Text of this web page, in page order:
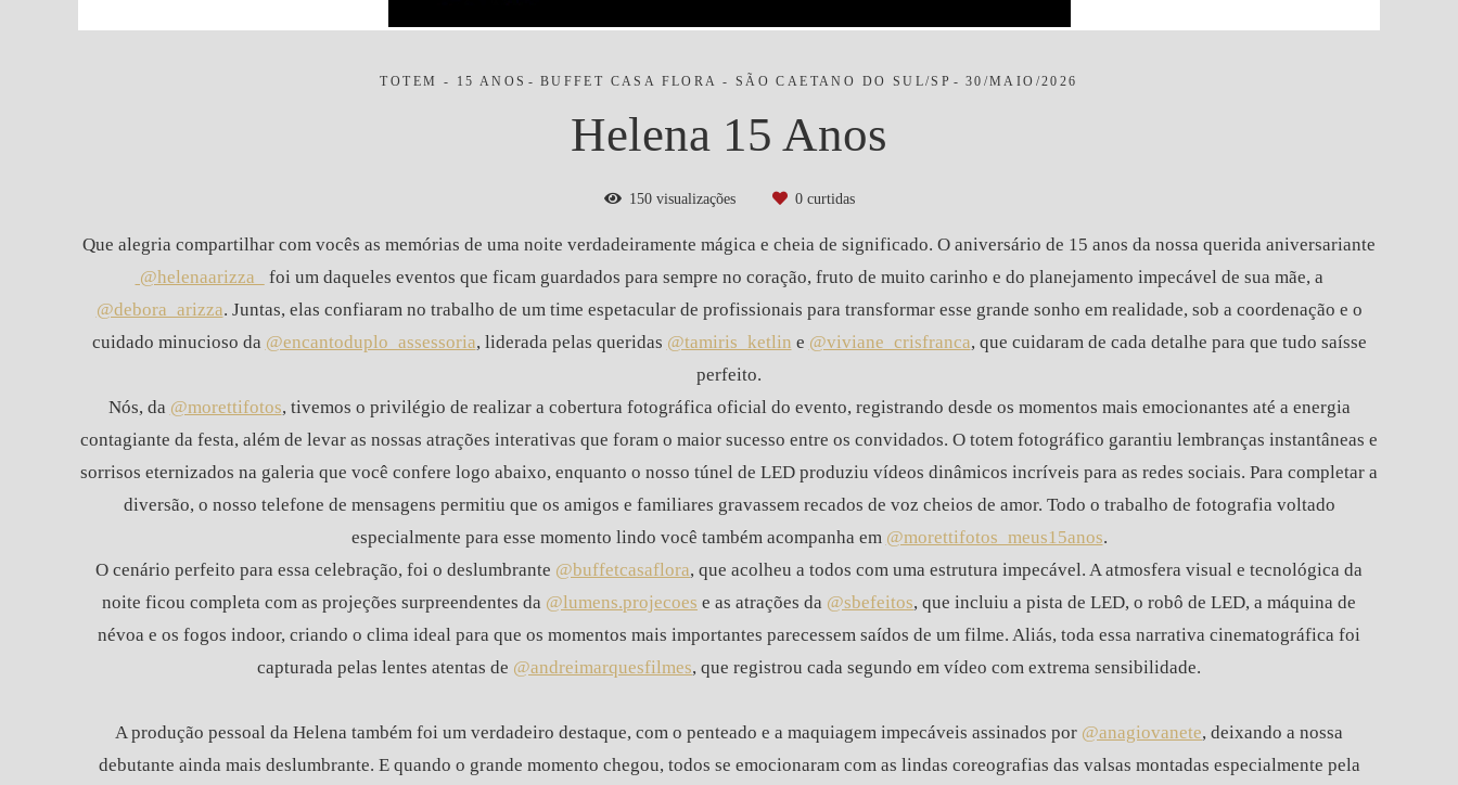
TOTEM - 15 ANOS BUFFET CASA FLORA - SÃO CAETANO DO SUL/SP 30/MAIO/2026
Helena 15 Anos
150visualizações 0curtidas
Que alegria compartilhar com vocês as memórias de uma noite verdadeiramente mágica e cheia de significado. O aniversário de 15 anos da nossa querida aniversariante
@helenaarizza_
foi um daqueles eventos que ficam guardados para sempre no coração, fruto de muito carinho e do planejamento impecável de sua mãe, a
@debora_arizza. Juntas, elas confiaram no trabalho de um time espetacular de profissionais para transformar esse grande sonho em realidade, sob a coordenação e o
cuidado minucioso da @encantoduplo_assessoria, liderada pelas queridas @tamiris_ketlin e @viviane_crisfranca, que cuidaram de cada detalhe para que tudo saísse
perfeito.
Nós, da @morettifotos, tivemos o privilégio de realizar a cobertura fotográfica oficial do evento, registrando desde os momentos mais emocionantes até a energia
contagiante da festa, além de levar as nossas atrações interativas que foram o maior sucesso entre os convidados. O totem fotográfico garantiu lembranças instantâneas e
sorrisos eternizados na galeria que você confere logo abaixo, enquanto o nosso túnel de LED produziu vídeos dinâmicos incríveis para as redes sociais. Para completar a
diversão, o nosso telefone de mensagens permitiu que os amigos e familiares gravassem recados de voz cheios de amor. Todo o trabalho de fotografia voltado
especialmente para esse momento lindo você também acompanha em @morettifotos_meus15anos.
O cenário perfeito para essa celebração, foi o deslumbrante @buffetcasaflora, que acolheu a todos com uma estrutura impecável. A atmosfera visual e tecnológica da
noite ficou completa com as projeções surpreendentes da @lumens.projecoes e as atrações da @sbefeitos, que incluiu a pista de LED, o robô de LED, a máquina de
névoa e os fogos indoor, criando o clima ideal para que os momentos mais importantes parecessem saídos de um filme. Aliás, toda essa narrativa cinematográfica foi
capturada pelas lentes atentas de @andreimarquesfilmes, que registrou cada segundo em vídeo com extrema sensibilidade.
A produção pessoal da Helena também foi um verdadeiro destaque, com o penteado e a maquiagem impecáveis assinados por @anagiovanete, deixando a nossa
debutante ainda mais deslumbrante. E quando o grande momento chegou, todos se emocionaram com as lindas coreografias das valsas montadas especialmente pela